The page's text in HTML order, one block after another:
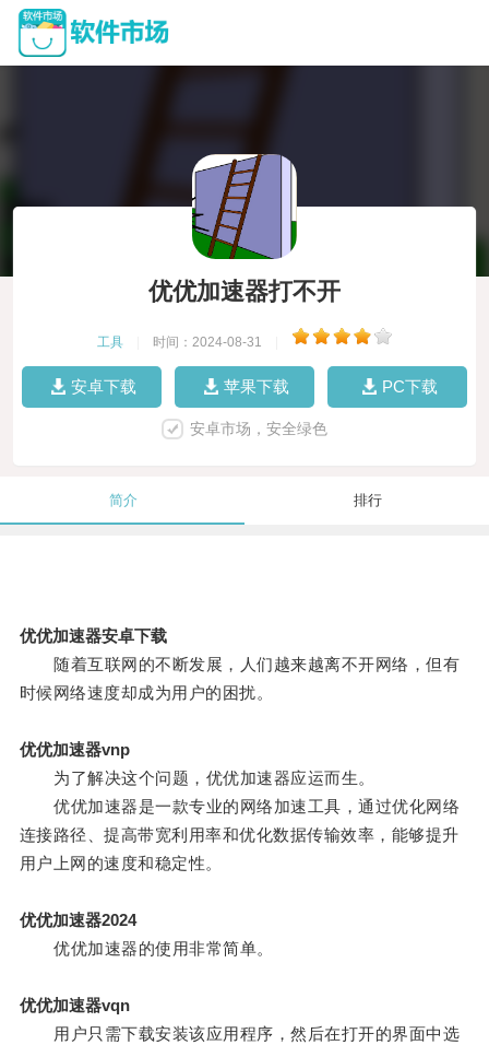
优优加速器打不开
工具 时间：2024-08-31
安卓下载 苹果下载 PC下载
安卓市场，安全绿色
简介 排行
优优加速器安卓下载
随着互联网的不断发展，人们越来越离不开网络，但有
时候网络速度却成为用户的困扰。
优优加速器vnp
为了解决这个问题，优优加速器应运而生。
优优加速器是一款专业的网络加速工具，通过优化网络
连接路径、提高带宽利用率和优化数据传输效率，能够提升
用户上网的速度和稳定性。
优优加速器2024
优优加速器的使用非常简单。
优优加速器vqn
用户只需下载安装该应用程序，然后在打开的界面中选